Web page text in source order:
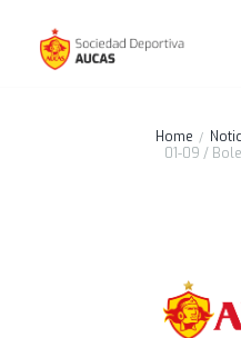
Home
01-09 /